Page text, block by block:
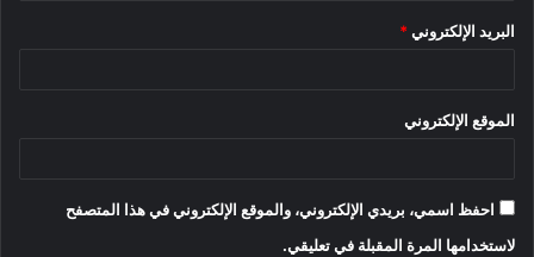
البريد الإلكتروني *
الموقع الإلكتروني
احفظ اسمي، بريدي الإلكتروني، والموقع الإلكتروني في هذا المتصفح
لاستخدامها المرة المقبلة في تعليقي.